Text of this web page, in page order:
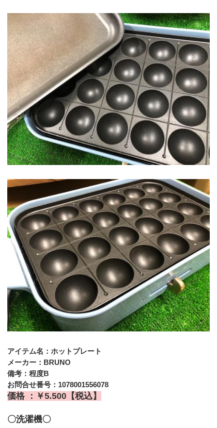
アイテム名：ホットプレート
メーカー：BRUNO
備考：程度B
お問合せ番号：1078001556078
価格 ：￥5.500【税込】
〇洗濯機〇